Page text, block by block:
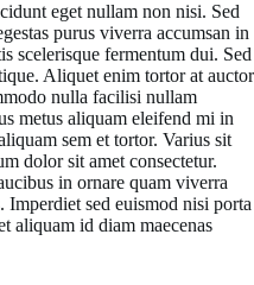
eget nullam non nisi. Sed
purus viverra accumsan in
scelerisque fermentum dui. Sed
Aliquet enim tortor at auctor
nulla facilisi nullam
metus aliquam eleifend mi in
sem et tortor. Varius sit
dolor sit amet consectetur.
in ornare quam viverra
sed euismod nisi porta
aliquam id diam maecenas